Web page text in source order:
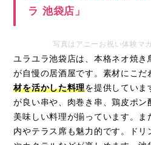
ラ 池袋店」
写真はアニーお祝い体験マ
ユラユラ池袋店は、本格ネオ焼き
が自慢の居酒屋です。素材にこだ
材を活かした料理を提供していま
が良い串や、肉巻き串、鶏皮ポ
美味しい料理が揃っています。
内やテラス席も魅力的です。ド